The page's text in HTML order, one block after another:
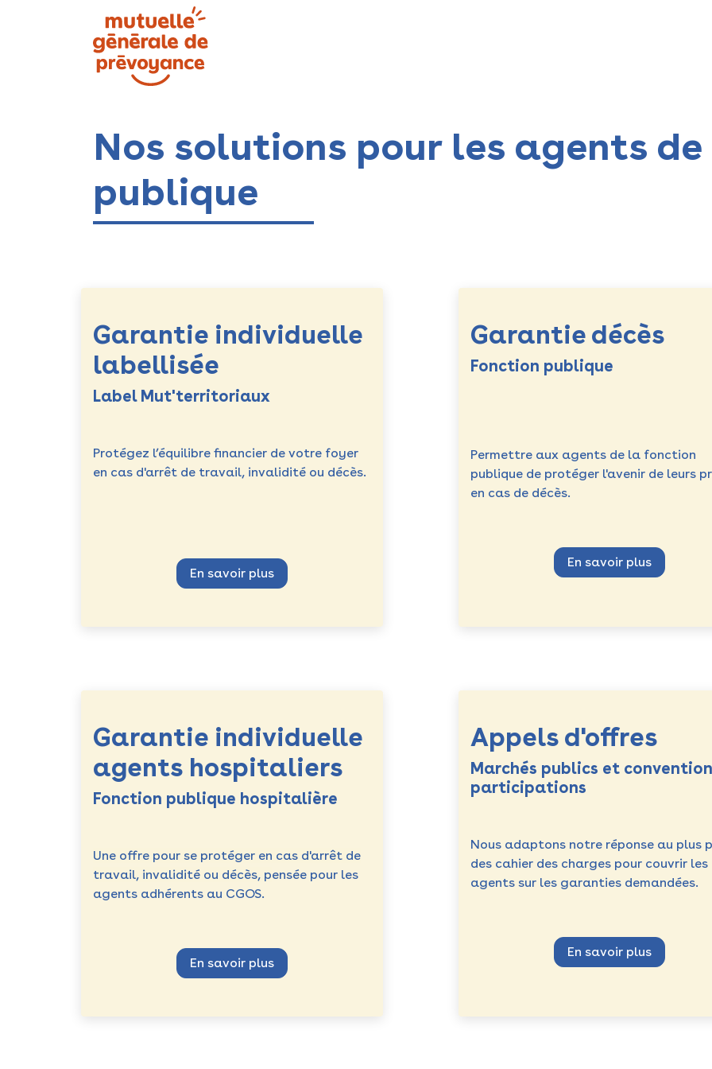
Nos solutions pour les agents
publique
Garantie individuelle
labellisée
Label Mut'territoriaux
Protégez l’équilibre financier de votre foyer
en cas d'arrêt de travail, invalidité ou décès.
En savoir plus
Garantie décès
Fonction publique
Permettre aux agents de la fonction
publique de protéger l'avenir de leurs
en cas de décès.
En savoir plus
Garantie individuelle
agents hospitaliers
Fonction publique hospitalière
Une offre pour se protéger en cas d'arrêt de
travail, invalidité ou décès, pensée pour les
agents adhérents au CGOS.
En savoir plus
Appels d'offres
Marchés publics et
participations
Nous adaptons notre réponse au plus
des cahier des charges pour couvrir les
agents sur les garanties demandées.
En savoir plus